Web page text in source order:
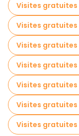
Visites gratuites
Visites
Visites gratuites
Visites gratuites
Visites gratuites
Visites gratuites
Visites gratuites